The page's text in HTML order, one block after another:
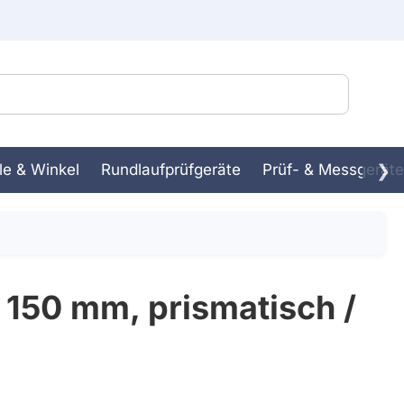
& Winkel Rundlaufprüfgeräte Prüf- & Messgeräte
❯
mm, prismatisch /